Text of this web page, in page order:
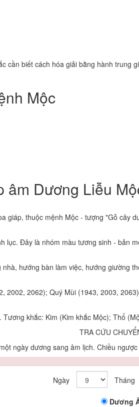
cần biết cách hóa giải bằng hành
Mộc
âm Dương Liễu
giáp, thuộc mệnh Mộc - tượng "Gỗ cây
lục. Đây là nhóm màu tương sinh - bản
hướng bàn làm việc, hướng giường
2002, 2062); Quý Mùi (1943, 2003,
khắc: Kim (Kim khắc Mộc); Thổ
TRA CỨU
ngày dương sang âm lịch. Chiều
Ngày Tháng
Dương